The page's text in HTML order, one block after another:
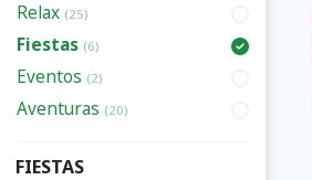
Relax (25)
Fiestas (6)
Eventos (2)
Aventuras (20)
FIESTAS